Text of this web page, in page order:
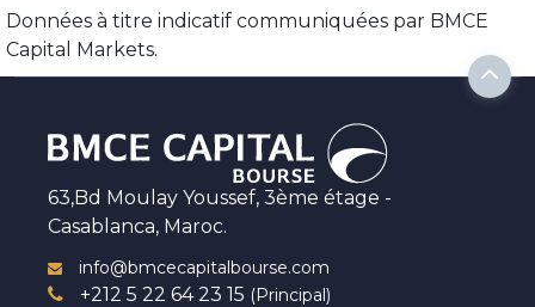
Données à titre indicatif communiquées par BMCE
Capital Markets.
63,Bd Moulay Youssef, 3ème étage -
Casablanca, Maroc.
info@bmcecapitalbourse.com
+212 5 22 64 23 15 (Principal)